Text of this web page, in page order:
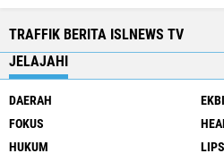
TRAFFIK BERITA ISLNEWS TV
JELAJAHI
DAERAH
FOKUS
HUKUM